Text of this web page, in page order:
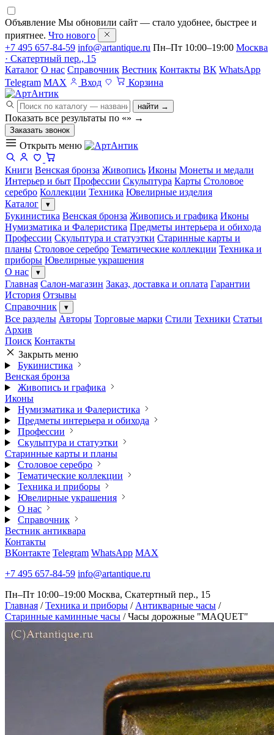
Объявление Мы обновили сайт — стало удобнее, быстрее и
приятнее. Что нового
+7 495 657-84-59 info@artantique.ru Пн–Пт 10:00–19:00 Москва
· Скатертный пер., 15
Каталог О нас Справочник Вестник Контакты ВК WhatsApp
Telegram MAX Вход Корзина
найти →
Показать все результаты по «» →
Заказать звонок
Открыть меню
Книги Венская бронза Живопись Иконы Монеты и медали
Интерьер и быт Профессии Скульптура Карты Столовое
серебро Коллекции Техника Ювелирные изделия
Каталог
▾
Букинистика Венская бронза Живопись и графика Иконы
Нумизматика и Фалеристика Предметы интерьера и обихода
Профессии Скульптура и статуэтки Старинные карты и
планы Столовое серебро Тематические коллекции Техника и
приборы Ювелирные украшения
О нас
▾
Главная Салон-магазин Заказ, доставка и оплата Гарантии
История Отзывы
Справочник
▾
Все разделы Авторы Торговые марки Стили Техники Статьи
Архив
Поиск Контакты
Закрыть меню
Букинистика
Венская бронза
Живопись и графика
Иконы
Нумизматика и Фалеристика
Предметы интерьера и обихода
Профессии
Скульптура и статуэтки
Старинные карты и планы
Столовое серебро
Тематические коллекции
Техника и приборы
Ювелирные украшения
О нас
Справочник
Вестник антиквара
Контакты
ВКонтакте Telegram WhatsApp MAX
+7 495 657-84-59 info@artantique.ru
Пн–Пт 10:00–19:00 Москва, Скатертный пер., 15
Главная / Техника и приборы / Антикварные часы /
Старинные каминные часы / Часы дорожные "MAQUET"